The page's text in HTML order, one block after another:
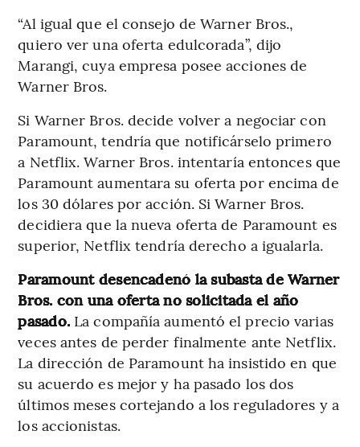
“Al igual que el consejo de Warner Bros.,
quiero ver una oferta edulcorada”, dijo
Marangi, cuya empresa posee acciones de
Warner Bros.
Si Warner Bros. decide volver a negociar con
Paramount, tendría que notificárselo primero
a Netflix. Warner Bros. intentaría entonces que
Paramount aumentara su oferta por encima de
los 30 dólares por acción. Si Warner Bros.
decidiera que la nueva oferta de Paramount es
superior, Netflix tendría derecho a igualarla.
Paramount desencadenó la subasta de Warner
Bros. con una oferta no solicitada el año
pasado. La compañía aumentó el precio varias
veces antes de perder finalmente ante Netflix.
La dirección de Paramount ha insistido en que
su acuerdo es mejor y ha pasado los dos
últimos meses cortejando a los reguladores y a
los accionistas.